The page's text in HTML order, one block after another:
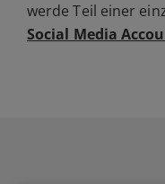
werde Teil einer
Social Media